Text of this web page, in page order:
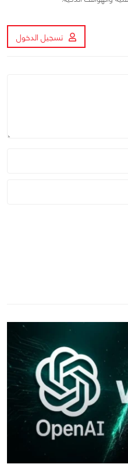
تسجيل الدخول